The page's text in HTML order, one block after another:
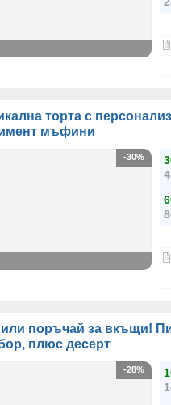
торта с
мъфини
-30%
поръчай за вкъщи!
плюс десерт
-28%